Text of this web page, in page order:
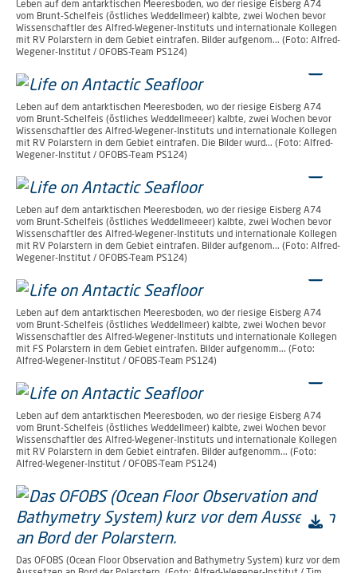
Leben auf dem antarktischen Meeresboden, wo der riesige Eisberg A74
vom Brunt-Schelfeis (östliches Weddellmeer) kalbte, zwei Wochen bevor
Wissenschaftler des Alfred-Wegener-Instituts und internationale Kollegen
mit RV Polarstern in dem Gebiet eintrafen. Bilder aufgenom... (Foto: Alfred-
Wegener-Institut / OFOBS-Team PS124)
Leben auf dem antarktischen Meeresboden, wo der riesige Eisberg A74
vom Brunt-Schelfeis (östliches Weddellmeeer) kalbte, zwei Wochen bevor
Wissenschaftler des Alfred-Wegener-Instituts und internationale Kollegen
mit RV Polarstern in dem Gebiet eintrafen. Die Bilder wurd... (Foto: Alfred-
Wegener-Institut / OFOBS-Team PS124)
Leben auf dem antarktischen Meeresboden, wo der riesige Eisberg A74
vom Brunt-Schelfeis (östliches Weddellmeeer) kalbte, zwei Wochen bevor
Wissenschaftler des Alfred-Wegener-Instituts und internationale Kollegen
mit RV Polarstern in dem Gebiet eintrafen. Bilder aufgenom... (Foto: Alfred-
Wegener-Institut / OFOBS-Team PS124)
Leben auf dem antarktischen Meeresboden, wo der riesige Eisberg A74
vom Brunt-Schelfeis (östliches Weddellmeer) kalbte, zwei Wochen bevor
Wissenschaftler des Alfred-Wegener-Instituts und internationale Kollegen
mit FS Polarstern in dem Gebiet eintrafen. Bilder aufgenomm... (Foto:
Alfred-Wegener-Institut / OFOBS-Team PS124)
Leben auf dem antarktischen Meeresboden, wo der riesige Eisberg A74
vom Brunt-Schelfeis (östliches Weddellmeer) kalbte, zwei Wochen bevor
Wissenschaftler des Alfred-Wegener-Instituts und internationale Kollegen
mit RV Polarstern in dem Gebiet eintrafen. Bilder aufgenomm... (Foto:
Alfred-Wegener-Institut / OFOBS-Team PS124)
Das OFOBS (Ocean Floor Observation and Bathymetry System) kurz vor dem